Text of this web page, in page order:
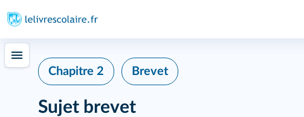
Chapitre 2 Brevet
Sujet brevet